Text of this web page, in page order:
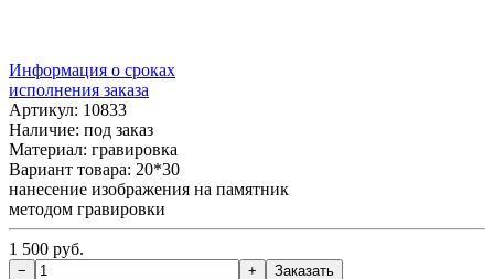
Информация о сроках
исполнения заказа
Артикул: 10833
Наличие: под заказ
Материал: гравировка
Вариант товара: 20*30
нанесение изображения на памятник
методом гравировки
1 500 руб.